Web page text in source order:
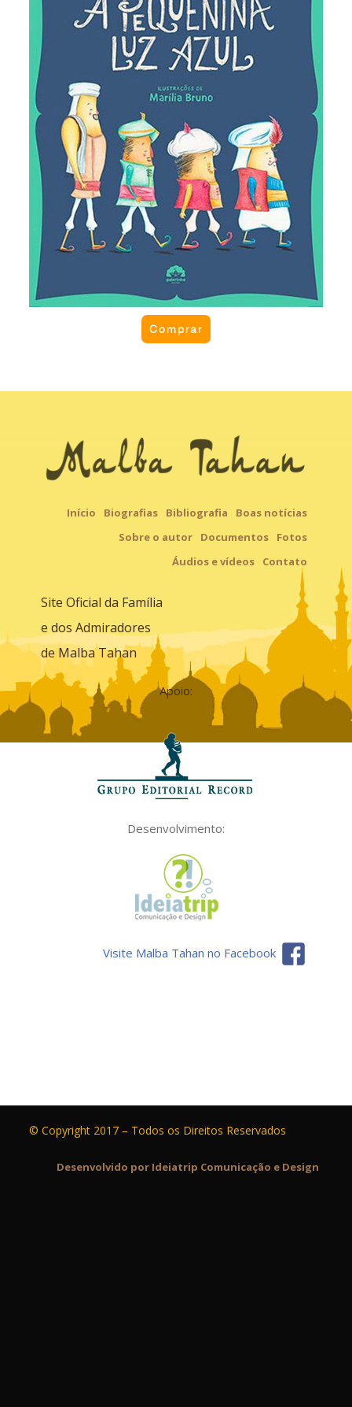
brilhando ao longe. Ele decidiu investigar. Chamou
todos de seu palácio para ajudá-lo. O que seria a
pequenina luz azul? Teria o sultão sua indagação
respondida? Conheça a história e descubra o que
era a pequenina luz azul.
Comprar
Início Biografias Bibliografia
Boas notícias
Sobre o autor
Documentos
Fotos
Áudios e vídeos
Contato
Site Oficial da Família
e dos Admiradores
de Malba Tahan
Apoio:
Desenvolvimento:
Visite Malba Tahan no Facebook
© Copyright 2017 – Todos os Direitos Reservados
Desenvolvido por Ideiatrip Comunicação e Design